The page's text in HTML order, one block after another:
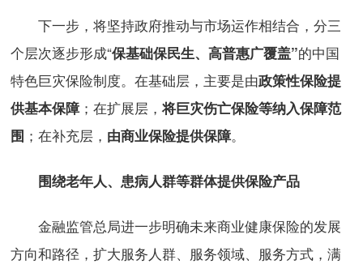
下一步，将坚持政府推动与市场运作相结合，分三
个层次逐步形成“保基础保民生、高普惠广覆盖”的中国
特色巨灾保险制度。在基础层，主要是由政策性保险提
供基本保障；在扩展层，将巨灾伤亡保险等纳入保障范
围 ；在补充层， 由商业保险提供保障。
围绕老年人、患病人群等群体提供保险产品
金融监管总局进一步明确未来商业健康保险的发展
方向和路径，扩大服务人群、服务领域、服务方式，满